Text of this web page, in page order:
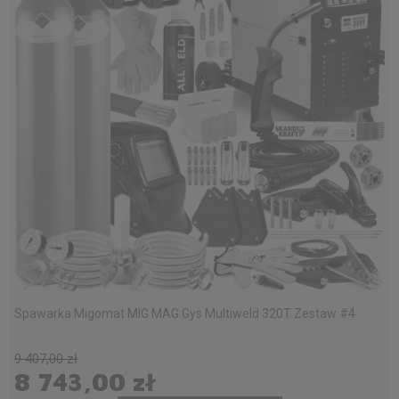
Spawarka Migomat MIG MAG Gys Multiweld 320T Zestaw #4
8 743,00 zł
9 407,00 zł